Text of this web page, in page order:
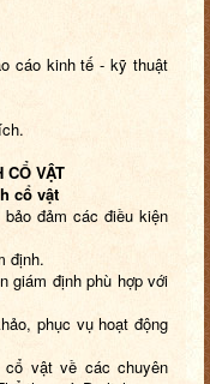
cáo kinh tế - kỹ thuật
CỔ VẬT
cổ vật
đảm các điều kiện
định.
giám định phù hợp với
phục vụ hoạt động
vật về các chuyên